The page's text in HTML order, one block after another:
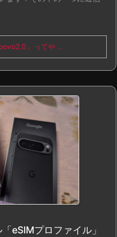
」ってや ...
eSIMプロファイル」